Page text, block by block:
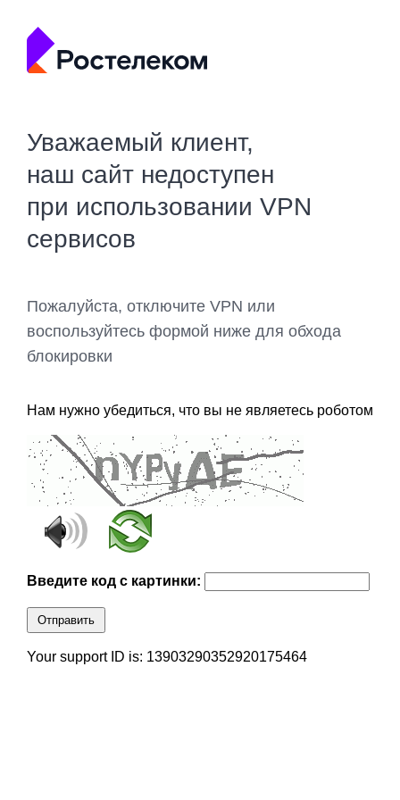
Уважаемый клиент,
наш сайт недоступен
при использовании VPN
сервисов
Пожалуйста, отключите VPN или
воспользуйтесь формой ниже для обхода
блокировки
Нам нужно убедиться, что вы не являетесь роботом
Введите код с картинки:
Отправить
Your support ID is: 13903290352920175464